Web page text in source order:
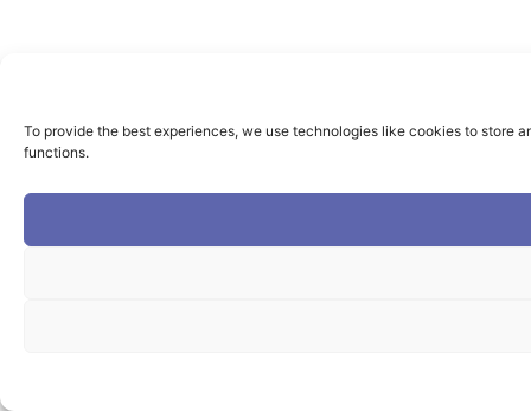
To provide the best experiences, we use technologies like cookies to store
functions.